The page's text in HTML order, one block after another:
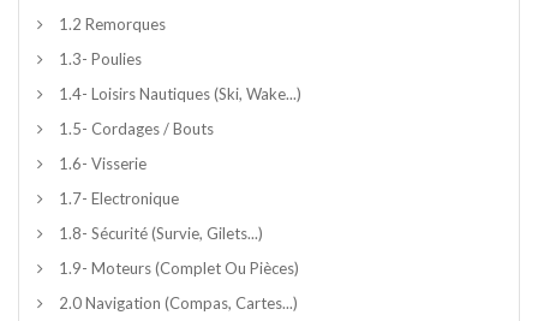
1.2 Remorques
1.3- Poulies
1.4- Loisirs Nautiques (ski, Wake...)
1.5- Cordages / Bouts
1.6- Visserie
1.7- Electronique
1.8- Sécurité (survie, Gilets...)
1.9- Moteurs (complet Ou Pièces)
2.0 Navigation (compas, Cartes...)